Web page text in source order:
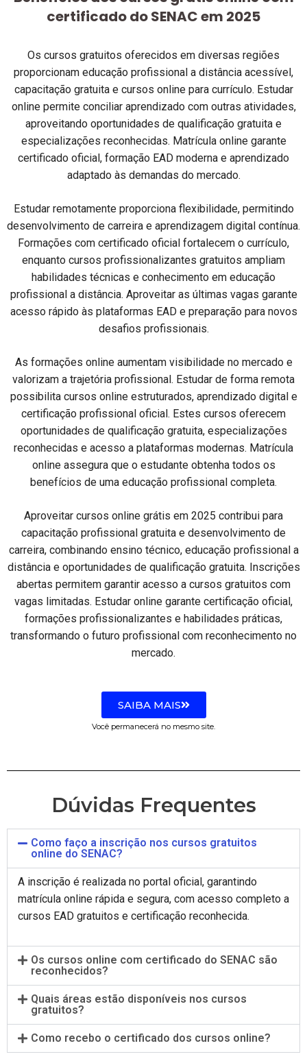
certificado do SENAC em 2025
Os cursos gratuitos oferecidos em diversas regiões
proporcionam educação profissional a distância acessível,
capacitação gratuita e cursos online para currículo. Estudar
online permite conciliar aprendizado com outras atividades,
aproveitando oportunidades de qualificação gratuita e
especializações reconhecidas. Matrícula online garante
certificado oficial, formação EAD moderna e aprendizado
adaptado às demandas do mercado.
Estudar remotamente proporciona flexibilidade, permitindo
desenvolvimento de carreira e aprendizagem digital contínua.
Formações com certificado oficial fortalecem o currículo,
enquanto cursos profissionalizantes gratuitos ampliam
habilidades técnicas e conhecimento em educação
profissional a distância. Aproveitar as últimas vagas garante
acesso rápido às plataformas EAD e preparação para novos
desafios profissionais.
As formações online aumentam visibilidade no mercado e
valorizam a trajetória profissional. Estudar de forma remota
possibilita cursos online estruturados, aprendizado digital e
certificação profissional oficial. Estes cursos oferecem
oportunidades de qualificação gratuita, especializações
reconhecidas e acesso a plataformas modernas. Matrícula
online assegura que o estudante obtenha todos os
benefícios de uma educação profissional completa.
Aproveitar cursos online grátis em 2025 contribui para
capacitação profissional gratuita e desenvolvimento de
carreira, combinando ensino técnico, educação profissional a
distância e oportunidades de qualificação gratuita. Inscrições
abertas permitem garantir acesso a cursos gratuitos com
vagas limitadas. Estudar online garante certificação oficial,
formações profissionalizantes e habilidades práticas,
transformando o futuro profissional com reconhecimento no
mercado.
SAIBA MAIS
Você permanecerá no mesmo site.
Dúvidas Frequentes
Como faço a inscrição nos cursos gratuitos
online do SENAC?
A inscrição é realizada no portal oficial, garantindo
matrícula online rápida e segura, com acesso completo a
cursos EAD gratuitos e certificação reconhecida.
Os cursos online com certificado do SENAC são
reconhecidos?
Quais áreas estão disponíveis nos cursos
gratuitos?
Como recebo o certificado dos cursos online?